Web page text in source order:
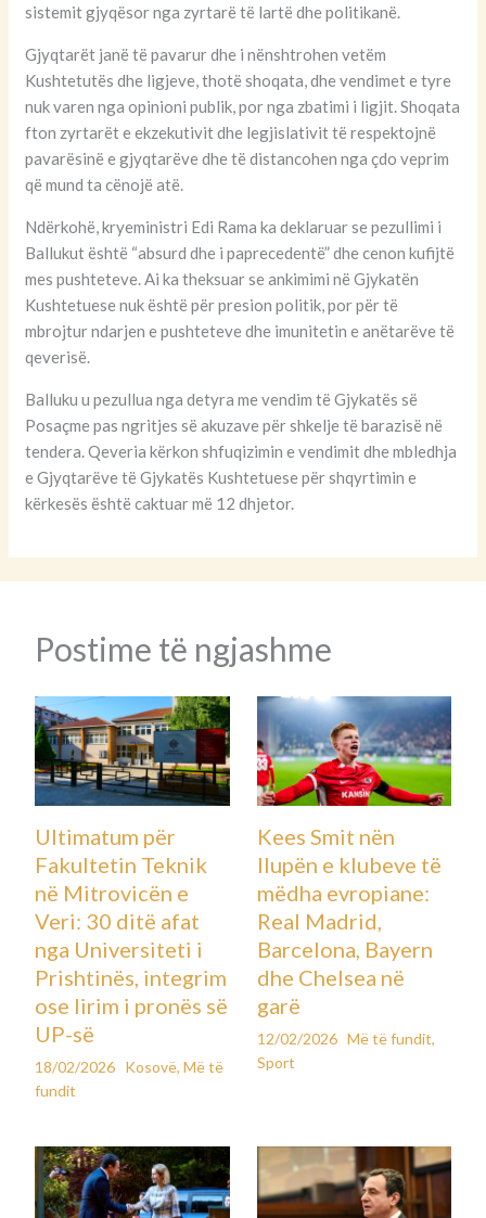
sistemit gjyqësor nga zyrtarë të lartë dhe politikanë.
Gjyqtarët janë të pavarur dhe i nënshtrohen vetëm
Kushtetutës dhe ligjeve, thotë shoqata, dhe vendimet e tyre
nuk varen nga opinioni publik, por nga zbatimi i ligjit. Shoqata
fton zyrtarët e ekzekutivit dhe legjislativit të respektojnë
pavarësinë e gjyqtarëve dhe të distancohen nga çdo veprim
që mund ta cënojë atë.
Ndërkohë, kryeministri Edi Rama ka deklaruar se pezullimi i
Ballukut është “absurd dhe i paprecedentë” dhe cenon kufijtë
mes pushteteve. Ai ka theksuar se ankimimi në Gjykatën
Kushtetuese nuk është për presion politik, por për të
mbrojtur ndarjen e pushteteve dhe imunitetin e anëtarëve të
qeverisë.
Balluku u pezullua nga detyra me vendim të Gjykatës së
Posaçme pas ngritjes së akuzave për shkelje të barazisë në
tendera. Qeveria kërkon shfuqizimin e vendimit dhe mbledhja
e Gjyqtarëve të Gjykatës Kushtetuese për shqyrtimin e
kërkesës është caktuar më 12 dhjetor.
Postime të ngjashme
Ultimatum për
Fakultetin Teknik
në Mitrovicën e
Veri: 30 ditë afat
nga Universiteti i
Prishtinës, integrim
ose lirim i pronës së
UP-së
18/02/2026 Kosovë,Më të
fundit
Kees Smit nën
llupën e klubeve të
mëdha evropiane:
Real Madrid,
Barcelona, Bayern
dhe Chelsea në
garë
12/02/2026 Më të fundit,
Sport